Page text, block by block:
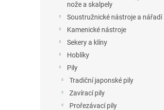
nože a skalpely
Soustružnické nástroje a nářadí
Kamenické nástroje
Sekery a klíny
Hoblíky
Pily
Tradiční japonské pily
Zavírací pily
Prořezávací pily